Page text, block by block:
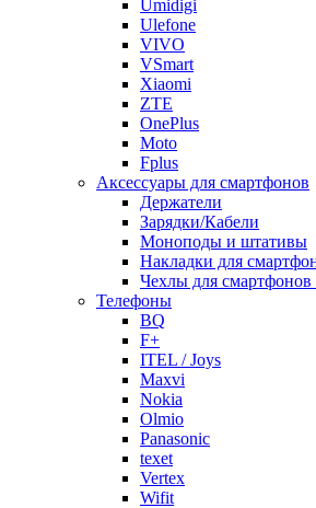
Umidigi
Ulefone
VIVO
VSmart
Xiaomi
ZTE
OnePlus
Moto
Fplus
Аксессуары для смартфонов
Держатели
Зарядки/Кабели
Моноподы и штативы
Накладки для
Чехлы для
Телефоны
BQ
F+
ITEL / Joys
Maxvi
Nokia
Olmio
Panasonic
texet
Vertex
Wifit